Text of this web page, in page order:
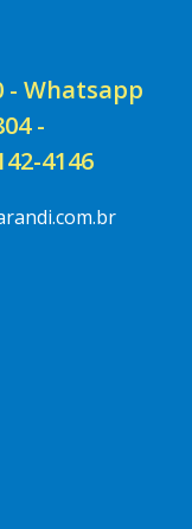
- Whatsapp
-
4146